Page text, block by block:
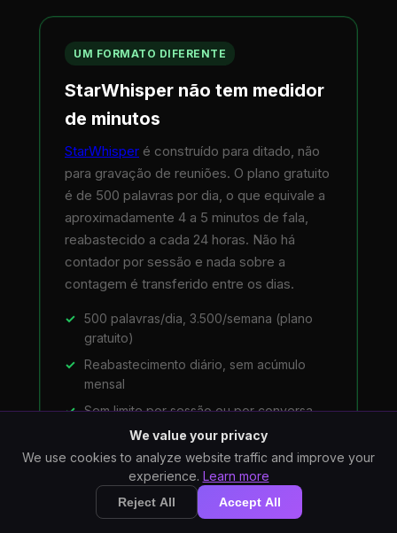
UM FORMATO DIFERENTE
StarWhisper não tem medidor
de minutos
StarWhisper é construído para ditado, não
para gravação de reuniões. O plano gratuito
é de 500 palavras por dia, o que equivale a
aproximadamente 4 a 5 minutos de fala,
reabastecido a cada 24 horas. Não há
contador por sessão e nada sobre a
contagem é transferido entre os dias.
500 palavras/dia, 3.500/semana (plano
gratuito)
Reabastecimento diário, sem acúmulo
mensal
Sem limite por sessão ou por conversa
$10/mês ou $80/ano para Pro ilimitado
Executa offline, áudio permanece no seu
PC
We value your privacy
We use cookies to analyze website traffic and improve your
experience. Learn more
Reject All Accept All